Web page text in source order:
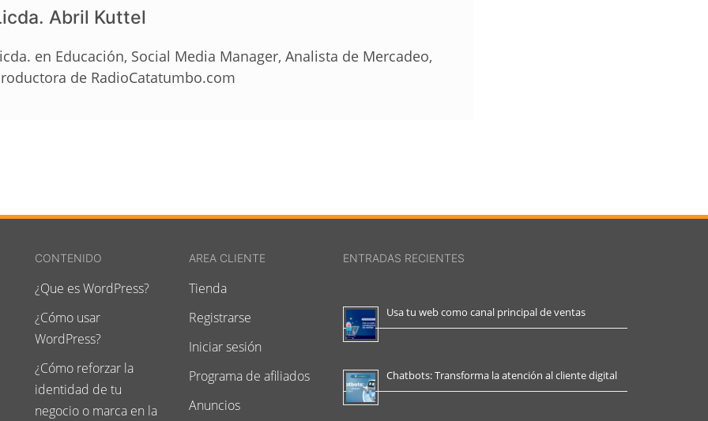
Abril Kuttel
en Educación, Social Media Manager, Analista de Mercadeo,
de RadioCatatumbo.com
CONTENIDO
¿Que es WordPress?
¿Cómo usar
WordPress?
¿Cómo reforzar la
identidad de tu
negocio o marca en la
AREA CLIENTE
Tienda
Registrarse
Iniciar sesión
Programa de afiliados
Anuncios
ENTRADAS RECIENTES
Usa tu web como canal principal de ventas
Chatbots: Transforma la atención al cliente digital